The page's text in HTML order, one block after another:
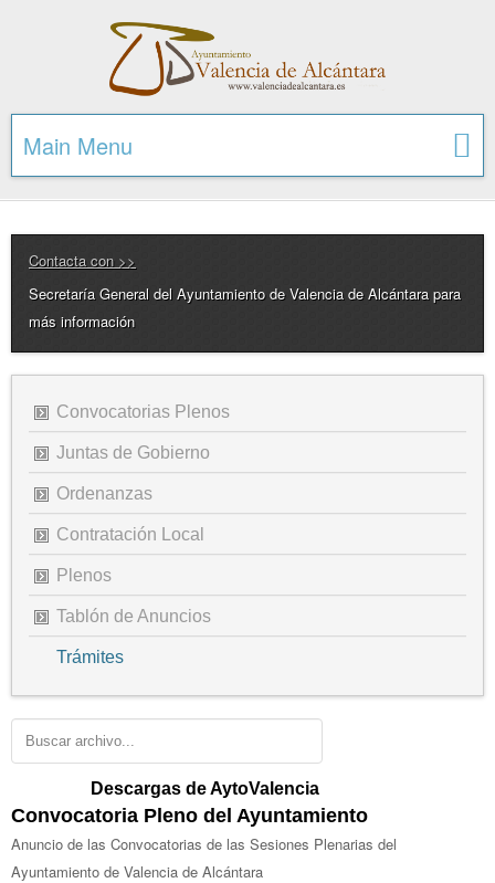
Main Menu
Contacta con >>
Secretaría General del Ayuntamiento de Valencia de Alcántara para
más información
Convocatorias Plenos
Juntas de Gobierno
Ordenanzas
Contratación Local
Plenos
Tablón de Anuncios
Trámites
Descargas de AytoValencia
Convocatoria Pleno del Ayuntamiento
Anuncio de las Convocatorias de las Sesiones Plenarias del
Ayuntamiento de Valencia de Alcántara